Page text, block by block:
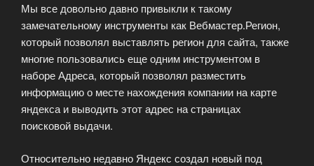
Мы все довольно давно привыкли к такому
замечательному инструменты как Вебмастер.Регион,
который позволял выставлять регион для сайта, также
многие пользовались еще одним инструментом в
наборе Адреса, который позволял разместить
информацию о месте нахождения компании на карте
яндекса и выводить этот адрес на страницах
поисковой выдачи.
Относительно недавно Яндекс создал новый под